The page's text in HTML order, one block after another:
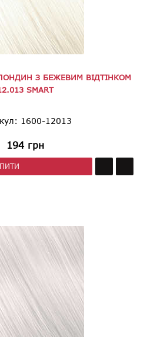
З БЕЖЕВИМ ВІДТІНКОМ
SMART
1600-12013
194 грн